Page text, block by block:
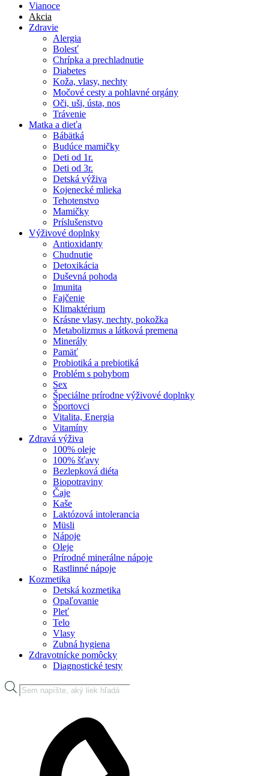
Vianoce
Akcia
Zdravie
Alergia
Bolesť
Chrípka a prechladnutie
Diabetes
Koža, vlasy, nechty
Močové cesty a pohlavné orgány
Oči, uši, ústa, nos
Trávenie
Matka a dieťa
Bábätká
Budúce mamičky
Deti od 1r.
Deti od 3r.
Detská výživa
Kojenecké mlieka
Tehotenstvo
Mamičky
Príslušenstvo
Výživové doplnky
Antioxidanty
Chudnutie
Detoxikácia
Duševná pohoda
Imunita
Fajčenie
Klimaktérium
Krásne vlasy, nechty, pokožka
Metabolizmus a látková premena
Minerály
Pamäť
Probiotiká a prebiotiká
Problém s pohybom
Sex
Špeciálne prírodne výživové doplnky
Športovci
Vitalita, Energia
Vitamíny
Zdravá výživa
100% oleje
100% šťavy
Bezlepková diéta
Biopotraviny
Čaje
Kaše
Laktózová intolerancia
Müsli
Nápoje
Oleje
Prírodné minerálne nápoje
Rastlinné nápoje
Kozmetika
Detská kozmetika
Opaľovanie
Pleť
Telo
Vlasy
Zubná hygiena
Zdravotnícke pomôcky
Diagnostické testy
Products
search